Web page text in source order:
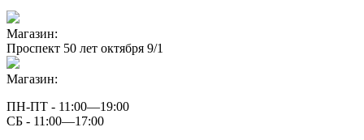
Магазин:
Проспект 50 лет октября 9/1
Магазин:
ПН-ПТ - 11:00—19:00
СБ - 11:00—17:00